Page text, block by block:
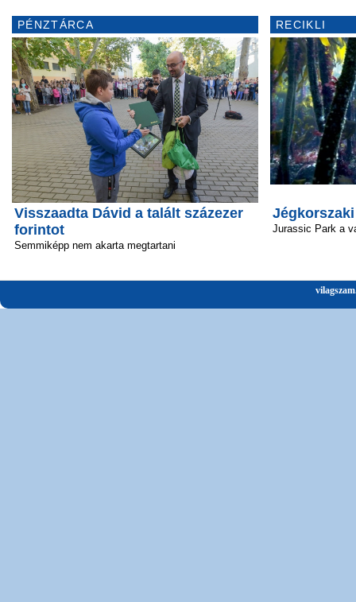
PÉNZTÁRCA
Visszaadta Dávid a talált százezer
forintot
Semmiképp nem akarta megtartani
RECIKLI
Jurassic Park a